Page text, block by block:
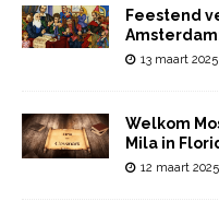
Feestend
13 maart 2025
Welkom
Mila in
12 maart 2025